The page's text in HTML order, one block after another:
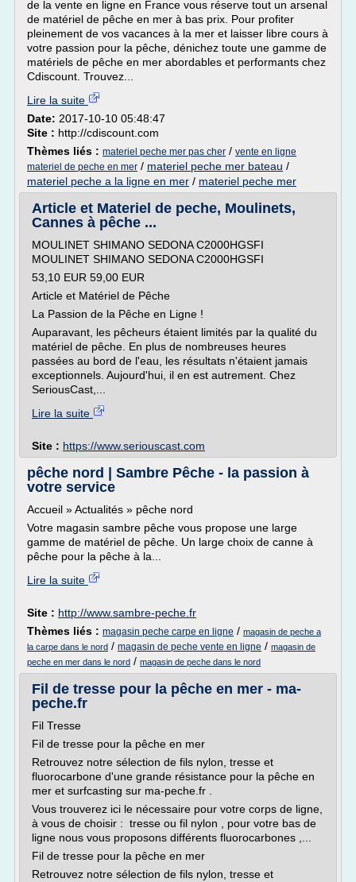
de la vente en ligne en France vous réserve tout un arsenal
de matériel de pêche en mer à bas prix. Pour profiter
pleinement de vos vacances à la mer et laisser libre cours à
votre passion pour la pêche, dénichez toute une gamme de
matériels de pêche en mer abordables et performants chez
Cdiscount. Trouvez...
Lire la suite
Date: 2017-10-10 05:48:47
Site : http://cdiscount.com
Thèmes liés : materiel peche mer pas cher / vente en ligne
materiel de peche en mer / materiel peche mer bateau /
materiel peche a la ligne en mer / materiel peche mer
Article et Materiel de peche, Moulinets,
Cannes à pêche ...
MOULINET SHIMANO SEDONA C2000HGSFI
MOULINET SHIMANO SEDONA C2000HGSFI
53,10 EUR 59,00 EUR
Article et Matériel de Pêche
La Passion de la Pêche en Ligne !
Auparavant, les pêcheurs étaient limités par la qualité du
matériel de pêche. En plus de nombreuses heures
passées au bord de l'eau, les résultats n'étaient jamais
exceptionnels. Aujourd'hui, il en est autrement. Chez
SeriousCast,...
Lire la suite
Site : https://www.seriouscast.com
pêche nord | Sambre Pêche - la passion à
votre service
Accueil » Actualités » pêche nord
Votre magasin sambre pêche vous propose une large
gamme de matériel de pêche. Un large choix de canne à
pêche pour la pêche à la...
Lire la suite
Site : http://www.sambre-peche.fr
Thèmes liés : magasin peche carpe en ligne / magasin de peche a
la carpe dans le nord / magasin de peche vente en ligne / magasin de
peche en mer dans le nord / magasin de peche dans le nord
Fil de tresse pour la pêche en mer - ma-
peche.fr
Fil Tresse
Fil de tresse pour la pêche en mer
Retrouvez notre sélection de fils nylon, tresse et
fluorocarbone d'une grande résistance pour la pêche en
mer et surfcasting sur ma-peche.fr .
Vous trouverez ici le nécessaire pour votre corps de ligne,
à vous de choisir : tresse ou fil nylon , pour votre bas de
ligne nous vous proposons différents fluorocarbones ,...
Fil de tresse pour la pêche en mer
Retrouvez notre sélection de fils nylon, tresse et